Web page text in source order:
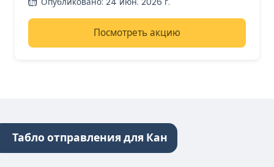
Посмотреть акцию
Табло отправления для Кан